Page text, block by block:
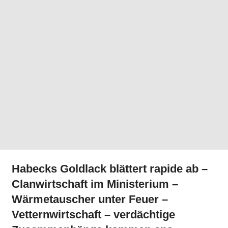
Habecks Goldlack blättert rapide ab –
Clanwirtschaft im Ministerium –
Wärmetauscher unter Feuer –
Vetternwirtschaft – verdächtige